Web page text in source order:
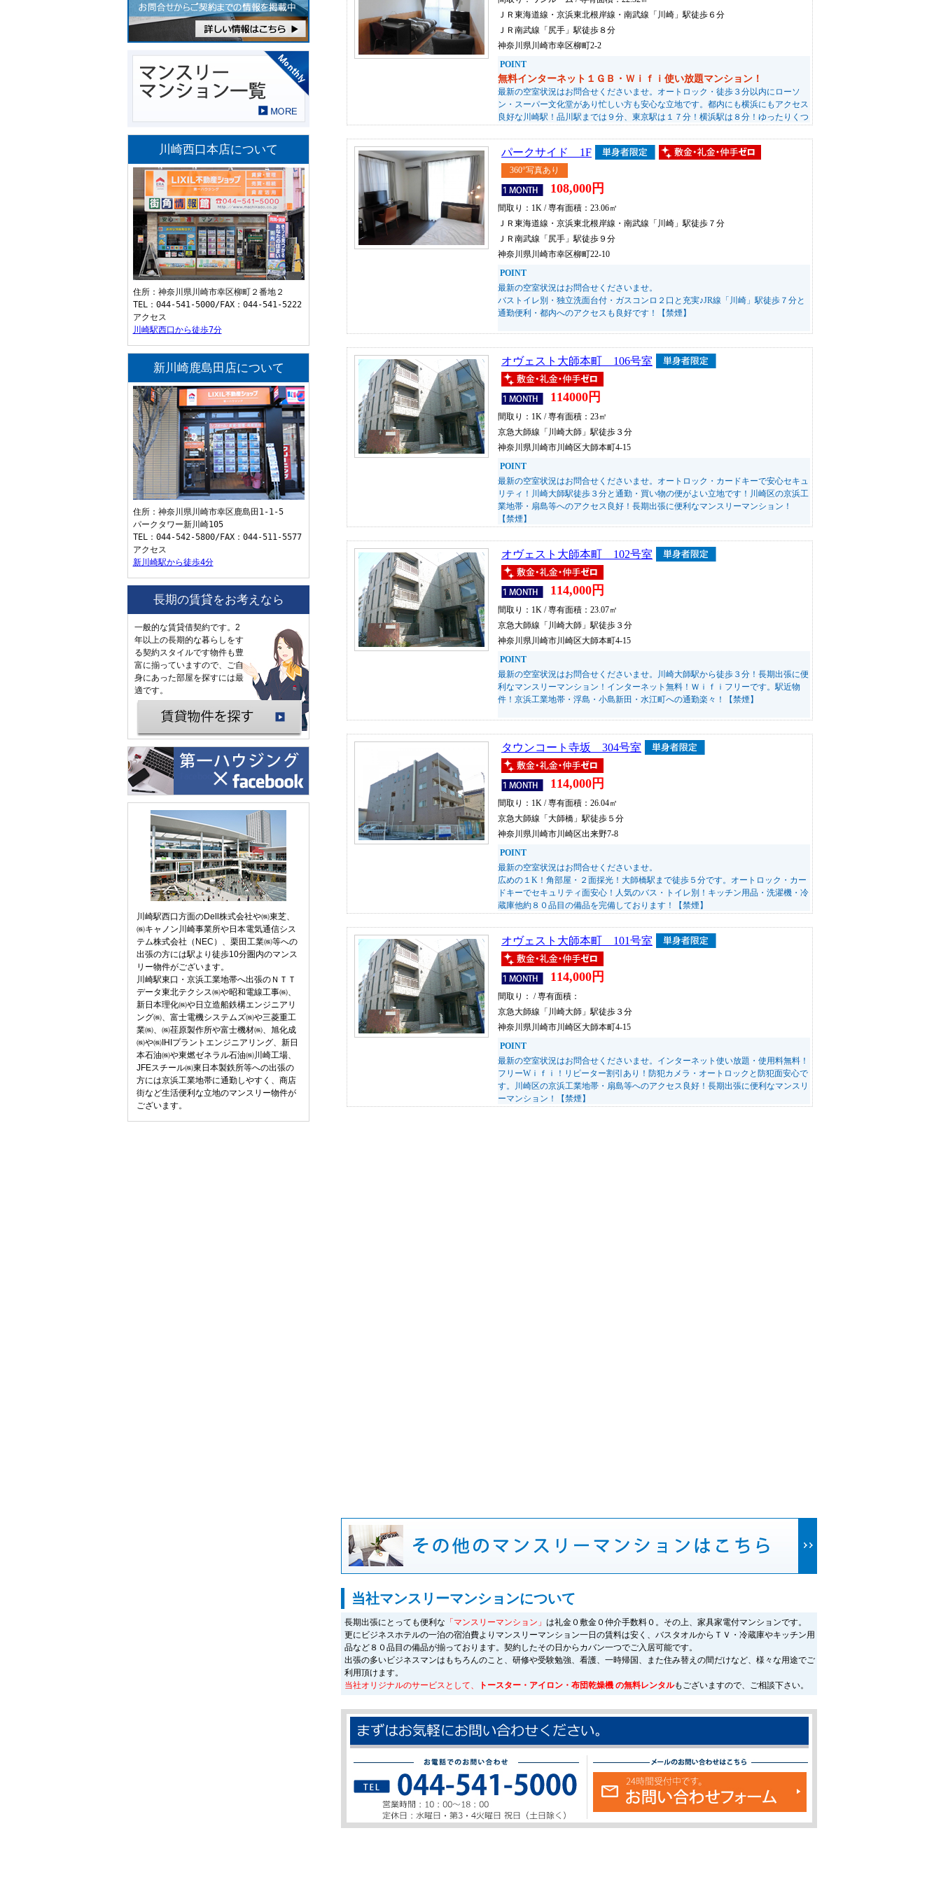
当社マンスリーマンションについて
長期出張にとっても便利な 「マンスリーマンション」 は礼金０敷金０仲介手数料０。その上、家具家電付マンションです。
更にビジネスホテルの一泊の宿泊費よりマンスリーマンション一日の賃料は安く、バスタオルからＴＶ・冷蔵庫やキッチン用
品など８０品目の備品が揃っております。契約したその日からカバン一つでご入居可能です。
出張の多いビジネスマンはもちろんのこと、研修や受験勉強、看護、一時帰国、また住み替えの間だけなど、様々な用途でご
利用頂けます。
当社オリジナルのサービスとして、
トースター・アイロン・布団乾燥機 の無料レンタルもございますので、ご相談下さい。
川崎西口本店について
住所：神奈川県川崎市幸区柳町２番地２
TEL：044-541-5000/FAX：044-541-5222
アクセス
川崎駅西口から徒歩7分
新川崎鹿島田店について
住所：神奈川県川崎市幸区鹿島田1-1-5
パークタワー新川崎105
TEL：044-542-5800/FAX：044-511-5577
アクセス
新川崎駅から徒歩4分
長期の賃貸をお考えなら
一般的な賃貸借契約です。2
年以上の長期的な暮らしをす
る契約スタイルです物件も豊
富に揃っていますので、ご自
身にあった部屋を探すには最
適です。
川崎駅西口方面のDell株式会社や㈱東芝、
㈱キャノン川崎事業所や日本電気通信シス
テム株式会社（NEC）、栗田工業㈱等への
出張の方には駅より徒歩10分圏内のマンス
リー物件がございます。
川崎駅東口・京浜工業地帯へ出張のＮＴＴ
データ東北テクシス㈱や昭和電線工事㈱、
新日本理化㈱や日立造船鉄構エンジニアリ
ング㈱、富士電機システムズ㈱や三菱重工
業㈱、㈱荏原製作所や富士機材㈱、旭化成
㈱や㈱IHIプラントエンジニアリング、新日
本石油㈱や東燃ゼネラル石油㈱川崎工場、
JFEスチール㈱東日本製鉄所等への出張の
方には京浜工業地帯に通勤しやすく、商店
街など生活便利な立地のマンスリー物件が
ございます。